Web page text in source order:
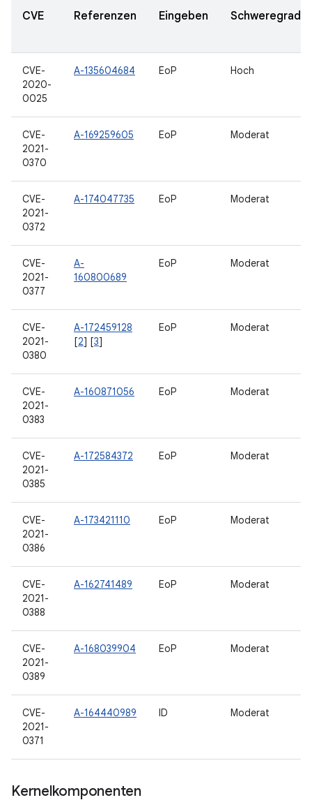
CVE Referenzen Eingeben Schweregrad
CVE-
2020-
0025
A-135604684 EoP Hoch
CVE-
2021-
0370
A-169259605 EoP Moderat
CVE-
2021-
0372
A-174047735 EoP Moderat
CVE-
2021-
0377
A-
160800689
EoP Moderat
CVE-
2021-
0380
A-172459128
[2] [3]
EoP Moderat
CVE-
2021-
0383
A-160871056 EoP Moderat
CVE-
2021-
0385
A-172584372 EoP Moderat
CVE-
2021-
0386
A-173421110 EoP Moderat
CVE-
2021-
0388
A-162741489 EoP Moderat
CVE-
2021-
0389
A-168039904 EoP Moderat
CVE-
2021-
0371
A-164440989 ID Moderat
Kernelkomponenten